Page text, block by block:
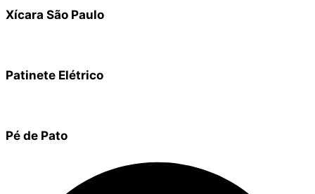
Xícara São Paulo
Patinete Elétrico
Pé de Pato